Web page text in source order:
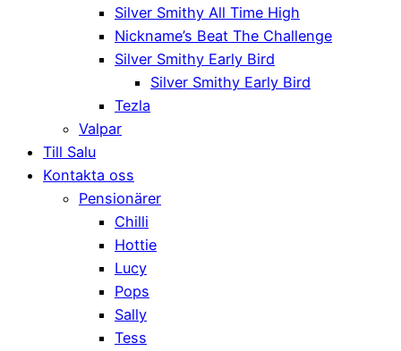
Silver Smithy All Time High
Nickname’s Beat The Challenge
Silver Smithy Early Bird
Silver Smithy Early Bird
Tezla
Valpar
Till Salu
Kontakta oss
Pensionärer
Chilli
Hottie
Lucy
Pops
Sally
Tess